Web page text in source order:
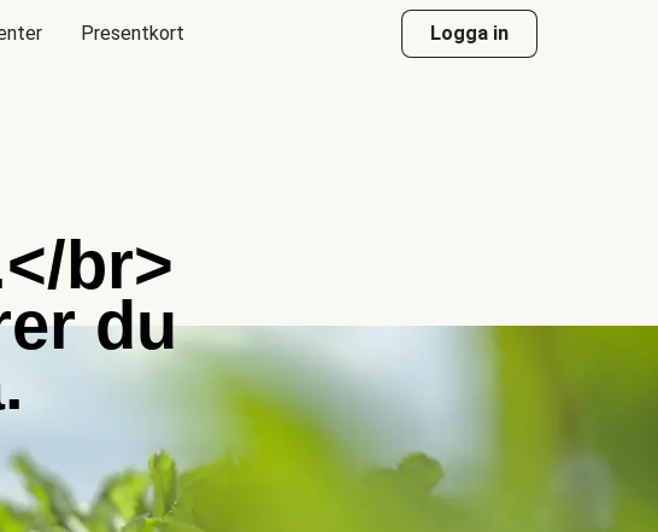
Presentkort Logga in
br>
du